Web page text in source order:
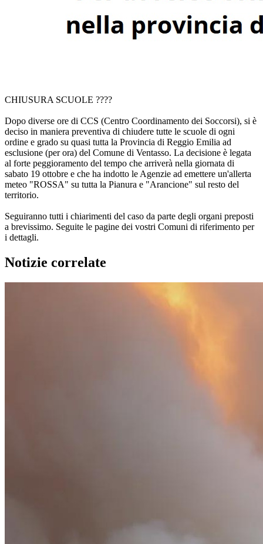
CHIUSURA SCUOLE ????
Dopo diverse ore di CCS (Centro Coordinamento dei Soccorsi), si è
deciso in maniera preventiva di chiudere tutte le scuole di ogni
ordine e grado su quasi tutta la Provincia di Reggio Emilia ad
esclusione (per ora) del Comune di Ventasso. La decisione è legata
al forte peggioramento del tempo che arriverà nella giornata di
sabato 19 ottobre e che ha indotto le Agenzie ad emettere un'allerta
meteo "ROSSA" su tutta la Pianura e "Arancione" sul resto del
territorio.
Seguiranno tutti i chiarimenti del caso da parte degli organi preposti
a brevissimo. Seguite le pagine dei vostri Comuni di riferimento per
i dettagli.
Notizie correlate